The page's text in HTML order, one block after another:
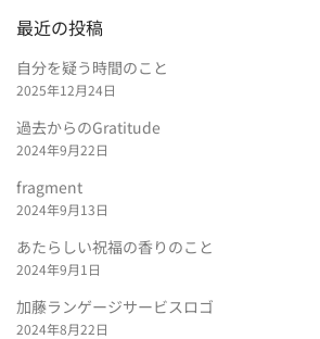
最近の投稿
自分を疑う時間のこと
2025年12月24日
過去からのGratitude
2024年9月22日
fragment
2024年9月13日
あたらしい祝福の香りのこと
2024年9月1日
加藤ランゲージサービスロゴ
2024年8月22日